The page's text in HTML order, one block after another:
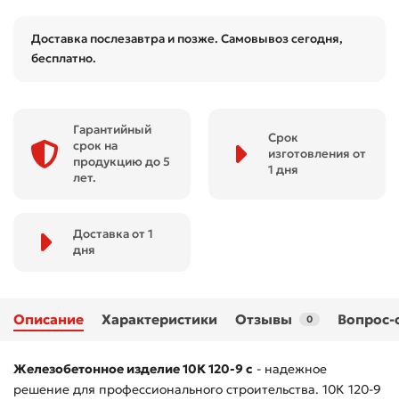
Доставка послезавтра и позже. Самовывоз сегодня,
бесплатно.
Гарантийный
срок на
продукцию до 5
лет.
Срок
изготовления от
1 дня
Доставка от 1
дня
Описание Характеристики Отзывы 0 Вопрос-
Железобетонное изделие 10К 120-9 с - надежное
решение для профессионального строительства. 10К 120-9